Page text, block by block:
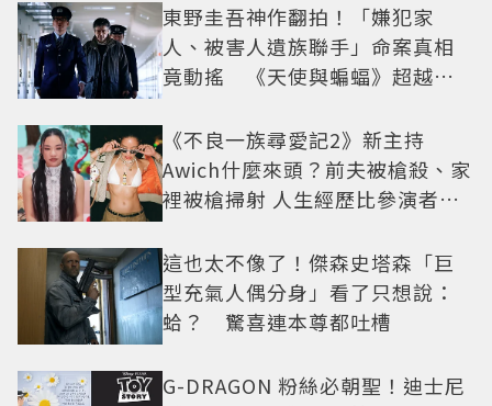
東野圭吾神作翻拍！「嫌犯家
人、被害人遺族聯手」命案真相
竟動搖 《天使與蝙蝠》超越懸
《不良一族尋愛記2》新主持
Awich什麼來頭？前夫被槍殺、家
裡被槍掃射 人生經歷比參演者還
這也太不像了！傑森史塔森「巨
型充氣人偶分身」看了只想說：
蛤？ 驚喜連本尊都吐槽
G-DRAGON 粉絲必朝聖！迪士尼